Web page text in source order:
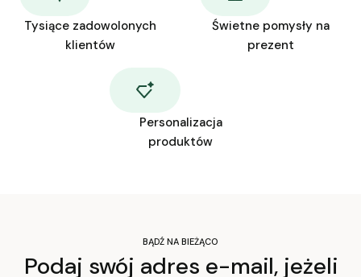
Tysiące zadowolonych
klientów
Świetne pomysły na
prezent
Personalizacja
produktów
BĄDŹ NA BIEŻĄCO
Podaj swój adres e-mail, jeżeli